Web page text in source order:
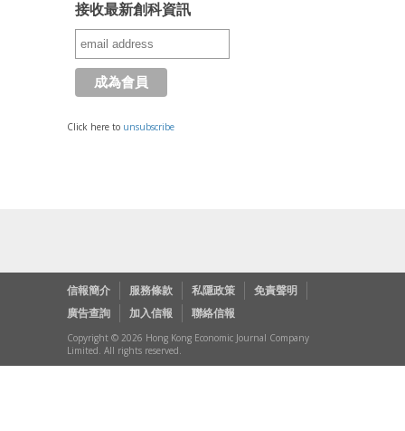
接收最新創科資訊
Click here to unsubscribe
信報簡介 服務條款 私隱政策
免責聲明
廣告查詢
加入信報 聯絡信報
Copyright © 2026 Hong Kong Economic Journal Company
Limited. All rights reserved.